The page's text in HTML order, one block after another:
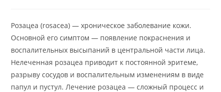
Розацеа (rosacea) — хроническое заболевание кожи.
Основной его симптом — появление покраснения и
воспалительных высыпаний в центральной части лица.
Нелеченная розацеа приводит к постоянной эритеме,
разрыву сосудов и воспалительным изменениям в виде
папул и пустул. Лечение розацеа — сложный процесс и